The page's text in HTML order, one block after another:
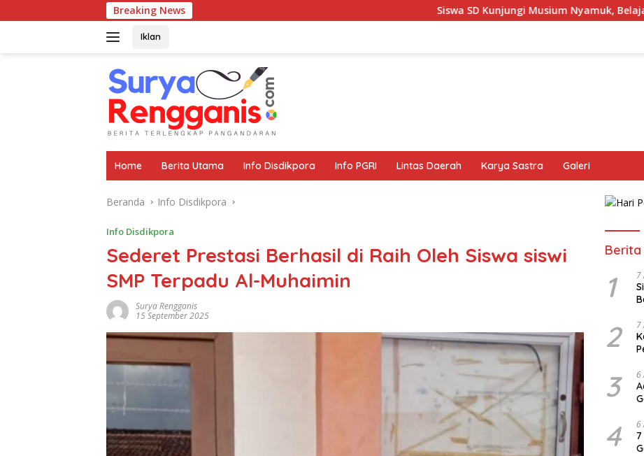
ke
Breaking News Siswa SD Kunjungi Musium Nyamuk, Belajar Mengenal
Iklan
Home Berita Utama Info Disdikpora Info PGRI Lintas Daerah Karya Sastra Galeri
Beranda Info Disdikpora
Info Disdikpora
Sederet Prestasi Berhasil di Raih Oleh Siswa siswi
SMP Terpadu Al-Muhaimin
Surya Rengganis
15 September 2025
Berita
1 7
2 7
3 6
4 6
7